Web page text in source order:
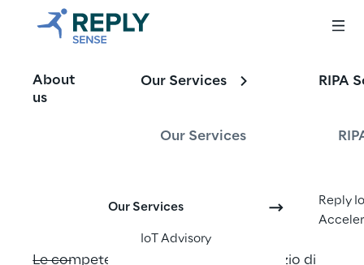
About
us
Our Services
Our Services
Our Services
IoT Advisory
RIPA
Reply
IoT, droni e robot
per rivoluzionare il
monitoraggio dei
Le competenze di Sense Reply a servizio di